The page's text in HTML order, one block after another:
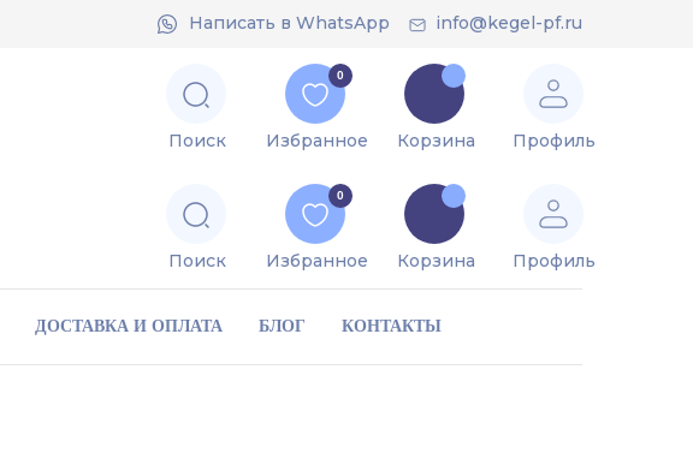
Напиcать в WhatsApp info@kegel-pf.ru
Поиск
Избранное Корзина Профиль
0
Профиль
Корзина
Избранное
Поиск
0
ДОСТАВКА И ОПЛАТА БЛОГ КОНТАКТЫ